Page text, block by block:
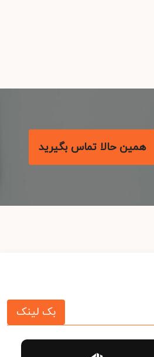
همین حالا تماس بگیرید
بک لینک